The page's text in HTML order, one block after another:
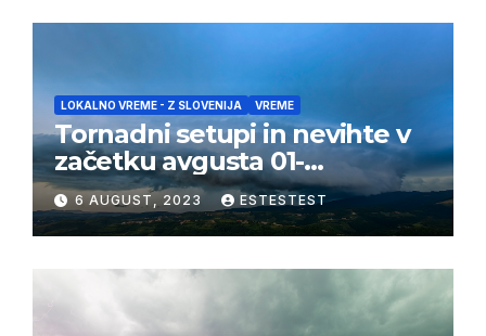
LOKALNO VREME - Z SLOVENIJA VREME
Tornadni setupi in nevihte v
začetku avgusta 01-
03/08/2023
6 AUGUST, 2023 ESTESTEST